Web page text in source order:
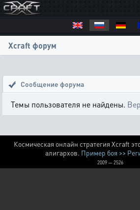
Xcraft форум
Сообщение форума
Темы пользователя не найдены.
Космическая онлайн стратегия Xcraft
алигархов. Пример боя >>
2009 — 2526